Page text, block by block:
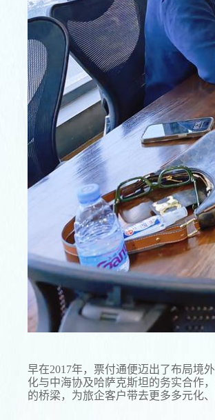
早在2017年，票付通便迈出了布局境
化与中海协及哈萨克斯坦的务实合作
的桥梁，为旅企客户带去更多多元化